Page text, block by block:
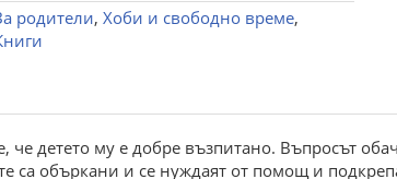
родители, Хоби и свободно време,
детето му е добре възпитано. Въпросът
са объркани и се нуждаят от помощ и